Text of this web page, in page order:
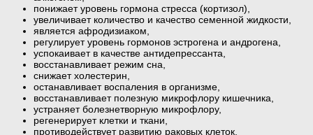
понижает уровень гормона стресса (кортизол),
увеличивает количество и качество семенной жидкости,
является афродизиаком,
регулирует уровень гормонов эстрогена и андрогена,
успокаивает в качестве антидепрессанта,
восстанавливает режим сна,
снижает холестерин,
останавливает воспаления в организме,
восстанавливает полезную микрофлору кишечника,
устраняет болезнетворную микрофлору,
регенерирует клетки и ткани,
противодействует развитию раковых клеток,